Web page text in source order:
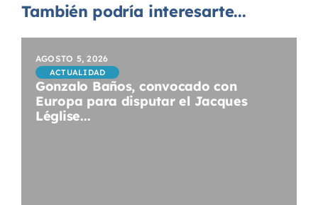
También podría interesarte...
AGOSTO 5, 2026
ACTUALIDAD
Gonzalo Baños, convocado con
Europa para disputar el Jacques
Léglise...